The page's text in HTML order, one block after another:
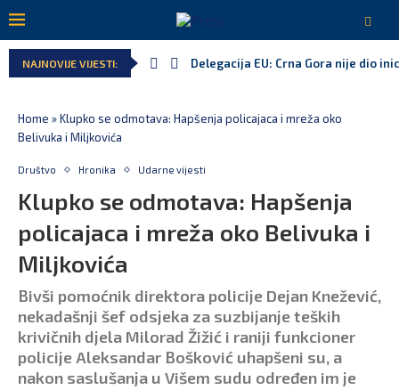
NAJNOVIJE VIJESTI: Delegacija EU: Crna Gora nije dio
Home »Klupko se odmotava: Hapšenja policajaca i mreža oko
Belivuka i Miljkovića
Društvo Hronika Udarne vijesti
Klupko se odmotava: Hapšenja
policajaca i mreža oko Belivuka i
Miljkovića
Bivši pomoćnik direktora policije Dejan Knežević,
nekadašnji šef odsjeka za suzbijanje teških
krivičnih djela Milorad Žižić i raniji funkcioner
policije Aleksandar Bošković uhapšeni su, a
nakon saslušanja u Višem sudu određen im je